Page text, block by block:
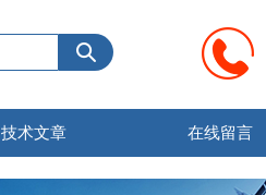
技术文章 在线留言